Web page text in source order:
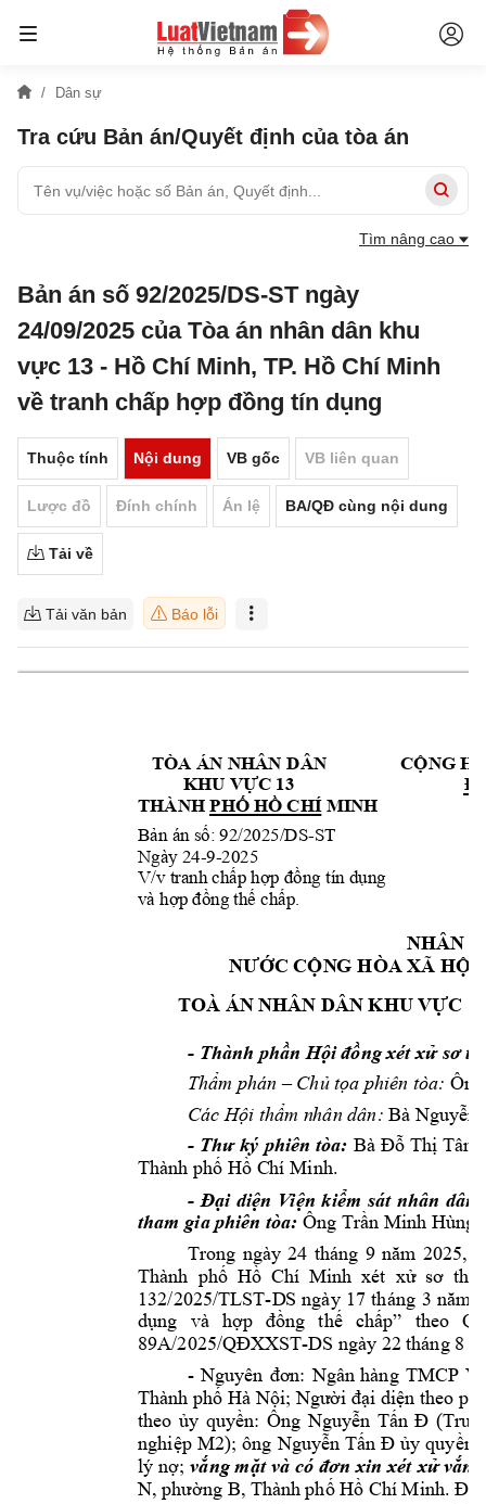
Dân sự
Tra cứu Bản án/Quyết định của tòa án
Tìm nâng cao
Bản án số 92/2025/DS-ST ngày
24/09/2025 của Tòa án nhân dân khu
vực 13 - Hồ Chí Minh, TP. Hồ Chí Minh
về tranh chấp hợp đồng tín dụng
Thuộc tính Nội dung VB gốc VB liên quan
Lược đồ Đính chính Án lệ BA/QĐ cùng nội dung
Tải về
Tải văn bản Báo lỗi
   TÒA ÁN NHÂN D
ÂN CỘNG
KHU VỰC 13
THÀNH PHỐ HỒ CHÍ MINH
Bản án số: 92/2025/DS-ST
Ngày 24-9-2025
V/v tranh chấp hợp đồng tín dụng
và hợp đồng thế chấp.
NHÂN D
NƯỚC CỘNG HÒA XÃ HỘI
TOÀ ÁN NHÂN DÂN KHU VỰC
- Thành phần Hội đồng xét xử sơ
Thẩm phán – Chủ tọa phiên tòa:
Các Hội thẩm nhân dân: Bà Nguyễn
- Thư ký phiên tòa: Bà Đỗ Thị Tâm
Thành phố Hồ Chí Minh.
- Đại diện Viện kiểm sát nhân dân
tham gia phiên tòa: Ông Trần Minh Hùng
Trong ngày 24 tháng 9 năm 2025,
Thành  phố Hồ  Chí Minh  xét  xử sơ
132/2025/TLST-DS ngày 17 tháng 3 năm
dụng và hợp đồng thế chấp” theo
89A/2025/QĐXXST-DS ngày 22 tháng 8 n
- Nguyên đơn: Ngân hàng TMCP
Thành phố Hà Nội; Người đại diện theo
theo ủy quyền: Ông Nguyễn Tấn Đ
nghiệp M2); ông Nguyễn Tấn Đ ủy quyền
lý nợ; vắng mặt và có đơn xin xét xử
N, phường B, Thành phố Hồ Chí Minh.